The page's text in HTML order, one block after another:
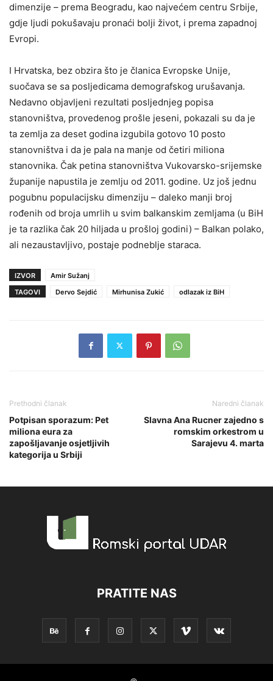
dimenzije – prema Beogradu, kao najvećem centru Srbije,
gdje ljudi pokušavaju pronaći bolji život, i prema zapadnoj
Evropi.
I Hrvatska, bez obzira što je članica Evropske Unije,
suočava se sa posljedicama demografskog urušavanja.
Nedavno objavljeni rezultati posljednjeg popisa
stanovništva, provedenog prošle jeseni, pokazali su da je
ta zemlja za deset godina izgubila gotovo 10 posto
stanovništva i da je pala na manje od četiri miliona
stanovnika. Čak petina stanovništva Vukovarsko-srijemske
županije napustila je zemlju od 2011. godine. Uz još jednu
pogubnu populacijsku dimenziju – daleko manji broj
rođenih od broja umrlih u svim balkanskim zemljama (u BiH
je ta razlika čak 20 hiljada u prošloj godini) – Balkan polako,
ali nezaustavljivo, postaje podneblje staraca.
IZVOR
Amir Sužanj
TAGOVI
Dervo Sejdić Mirhunisa Zukić odlazak iz BiH
Prethodni članak
Potpisan sporazum: Pet
miliona eura za
zapošljavanje osjetljivih
kategorija u Srbiji
Naredni članak
Slavna Ana Rucner zajedno s
romskim orkestrom u
Sarajevu 4. marta
PRATITE NAS